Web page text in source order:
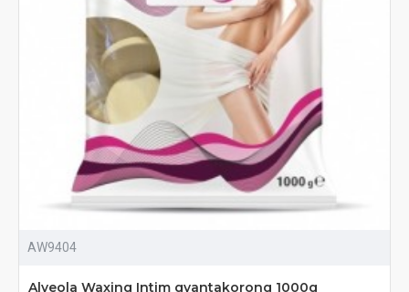
AW9404
Alveola Waxing Intim gyantakorong 1000g